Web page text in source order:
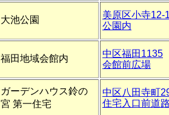
大池公園
美原区小寺12-
公園内
福田地域会館内
中区福田1135
会館前広場
ガーデンハウス鈴の
宮 第一住宅
中区八田寺町
住宅入口前道